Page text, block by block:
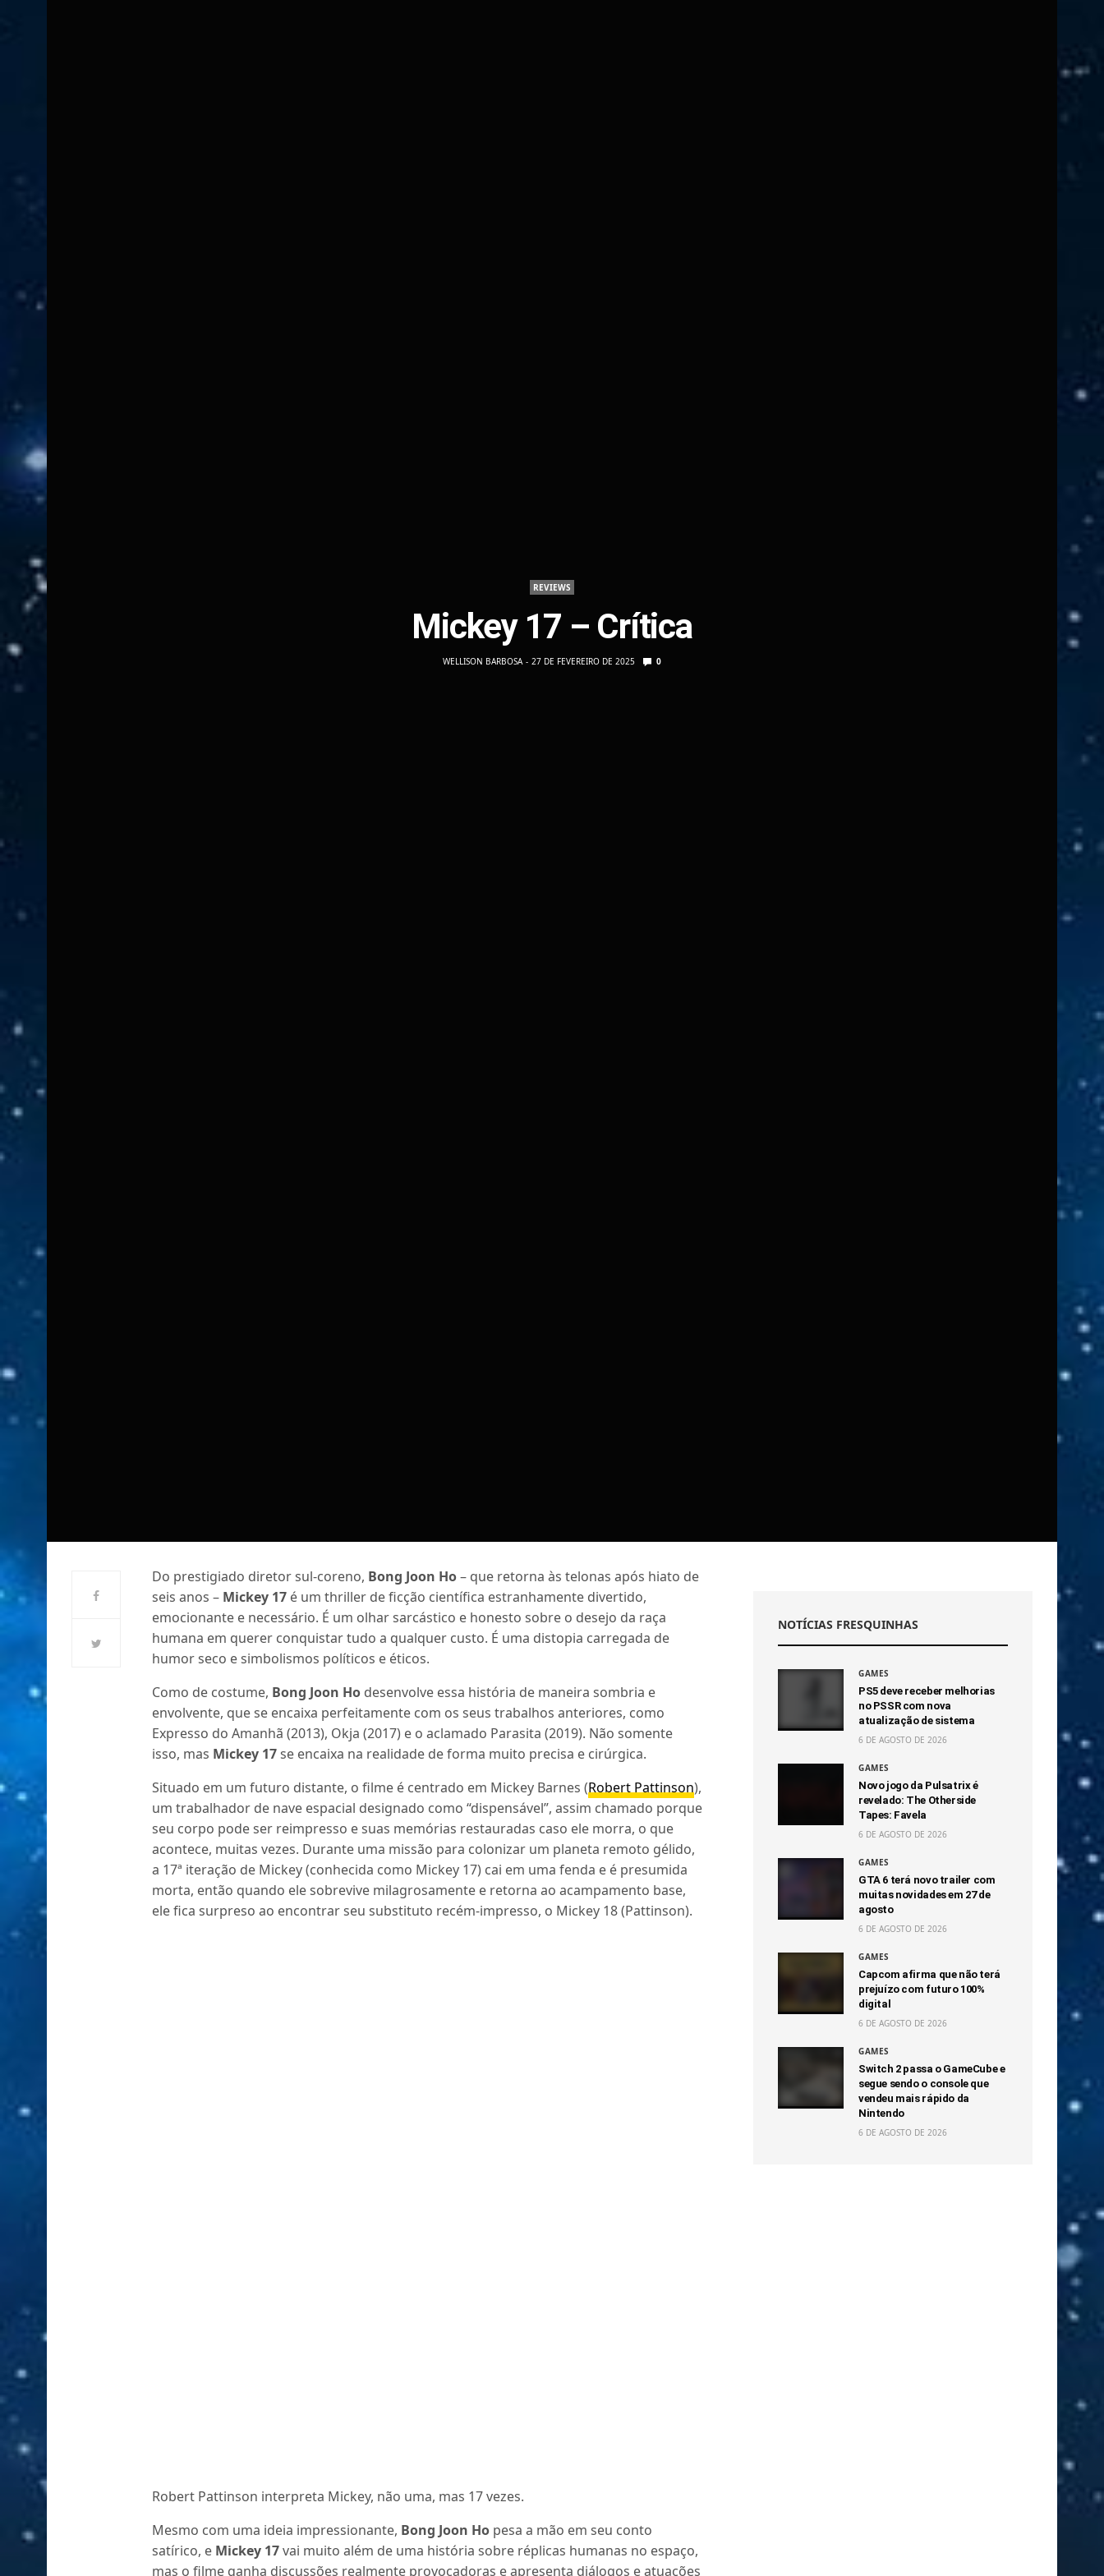
REVIEWS
Mickey 17 – Crítica
WELLISON BARBOSA 27 DE FEVEREIRO DE 2025 0
Do prestigiado diretor sul-coreno, Bong Joon Ho– que retorna às telonas após hiato de
seis anos – Mickey 17 é um thriller de ficção científica estranhamente divertido,
emocionante e necessário. É um olhar sarcástico e honesto sobre o desejo da raça
humana em querer conquistar tudo a qualquer custo. É uma distopia carregada de
humor seco e simbolismos políticos e éticos.
Como de costume, Bong Joon Ho desenvolve essa história de maneira sombria e
envolvente, que se encaixa perfeitamente com os seus trabalhos anteriores, como
Expresso do Amanhã (2013), Okja (2017) e o aclamado Parasita (2019). Não somente
isso, mas Mickey 17se encaixa na realidade de forma muito precisa e cirúrgica.
Situado em um futuro distante, o filme é centrado em Mickey Barnes (Robert Pattinson),
um trabalhador de nave espacial designado como “dispensável”, assim chamado porque
seu corpo pode ser reimpresso e suas memórias restauradas caso ele morra, o que
acontece, muitas vezes. Durante uma missão para colonizar um planeta remoto gélido,
a 17ª iteração de Mickey (conhecida como Mickey 17) cai em uma fenda e é presumida
morta, então quando ele sobrevive milagrosamente e retorna ao acampamento base,
ele fica surpreso ao encontrar seu substituto recém-impresso, o Mickey 18 (Pattinson).
Robert Pattinson interpreta Mickey, não uma, mas 17 vezes.
Mesmo com uma ideia impressionante, Bong Joon Ho pesa a mão em seu conto
satírico, e Mickey 17vai muito além de uma história sobre réplicas humanas no espaço,
mas o filme ganha discussões realmente provocadoras e apresenta diálogos e atuações
NOTÍCIAS FRESQUINHAS
GAMES
PS5 deve receber melhorias
no PSSR com nova
atualização de sistema
6 DE AGOSTO DE 2026
GAMES
Novo jogo da Pulsatrix é
revelado: The Otherside
Tapes: Favela
6 DE AGOSTO DE 2026
GAMES
GTA 6 terá novo trailer com
muitas novidades em 27 de
agosto
6 DE AGOSTO DE 2026
GAMES
Capcom afirma que não terá
prejuízo com futuro 100%
digital
6 DE AGOSTO DE 2026
GAMES
Switch 2 passa o GameCube e
segue sendo o console que
vendeu mais rápido da
Nintendo
6 DE AGOSTO DE 2026